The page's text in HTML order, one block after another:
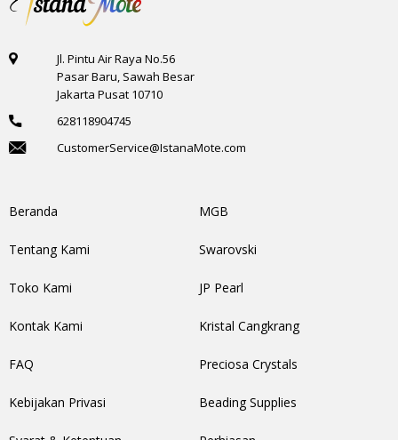
Jl. Pintu Air Raya No.56
Pasar Baru, Sawah Besar
Jakarta Pusat 10710
628118904745
CustomerService@IstanaMote.com
Beranda
Tentang Kami
Toko Kami
Kontak Kami
FAQ
Kebijakan Privasi
MGB
Swarovski
JP Pearl
Kristal Cangkrang
Preciosa Crystals
Beading Supplies